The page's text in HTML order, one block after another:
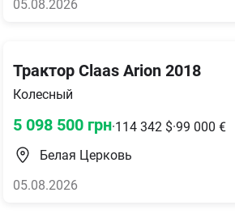
05.08.2026
Трактор Claas Arion 2018
Колесный
5 098 500 грн·114 342 $·99 000 €
Белая Церковь
05.08.2026